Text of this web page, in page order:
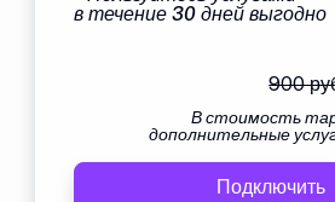
в течение 30 дней выгодно
900
В стоимость
дополнительные
Подключить